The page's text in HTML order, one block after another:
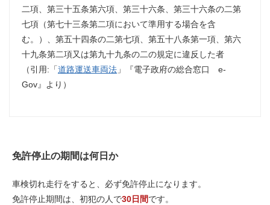
二項、第三十五条第六項、第三十六条、第三十六条の二第
七項（第七十三条第二項において準用する場合を含
む。）、第五十四条の二第七項、第五十八条第一項、第六
十九条第二項又は第九十九条の二の規定に違反した者
（引用:「道路運送車両法 」『電子政府の総合窓口 e-
Gov』より）
免許停止の期間は何日か
車検切れ走行をすると、必ず免許停止になります。
免許停止期間は、初犯の人で30日間です。